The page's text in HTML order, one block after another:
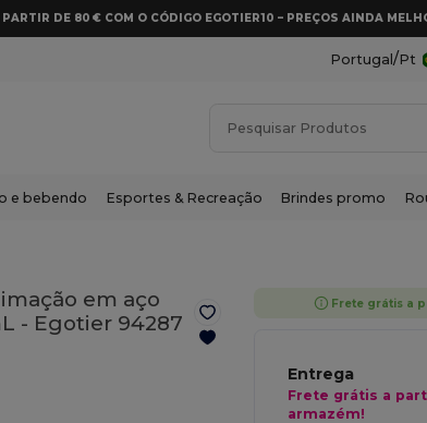
DE 80 € COM O CÓDIGO EGOTIER10 – PREÇOS AINDA
Portugal /Pt
e bebendo Esportes & Recreação Brindes promo
em aço
- Egotier 94287
Frete grátis a
Entrega
Frete grátis a
armazém!